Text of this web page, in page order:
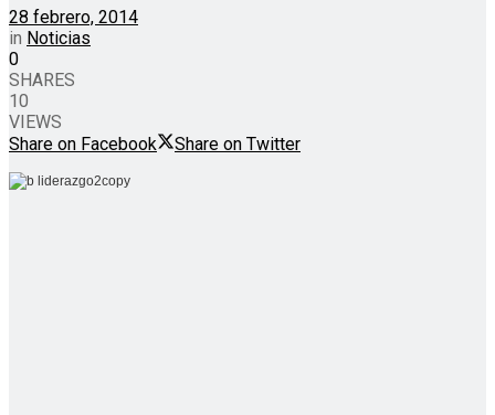
28 febrero, 2014
in Noticias
0
SHARES
10
VIEWS
Share on Facebook
Share on Twitter